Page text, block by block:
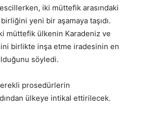
iki müttefik arasındaki
yeni bir aşamaya taşıdı.
müttefik ülkenin Karadeniz ve
birlikte inşa etme iradesinin en
söyledi.
prosedürlerin
ülkeye intikal ettirilecek.